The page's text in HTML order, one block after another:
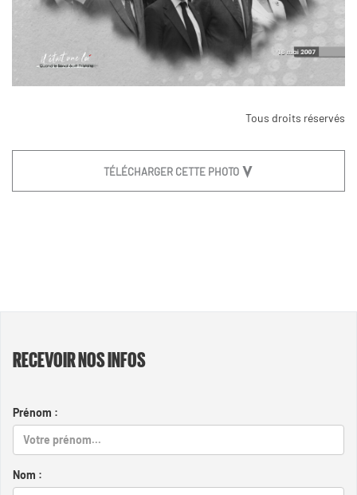
Tous droits réservés
TÉLÉCHARGER CETTE PHOTO
RECEVOIR NOS INFOS
Prénom :
Nom :